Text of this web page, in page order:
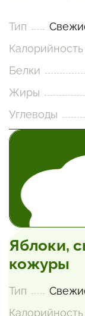
Тип
Калорийность
Белки
Жиры
Углеводы
Яблоки,
кожуры
Тип
Калорийность